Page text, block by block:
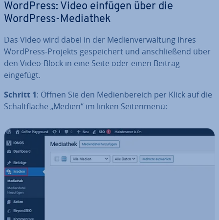
WordPress: Video einfügen über die
WordPress-Mediathek
Das Video wird dabei in der Me­di­en­ver­wal­tung Ihres
WordPress-Projekts ge­spei­chert und an­schlie­ßend über
den Video-Block in eine Seite oder einen Beitrag
eingefügt.
Schritt 1: Öffnen Sie den Me­di­en­be­reich per Klick auf die
Schalt­flä­che „Medien“ im linken Sei­ten­me­nü: